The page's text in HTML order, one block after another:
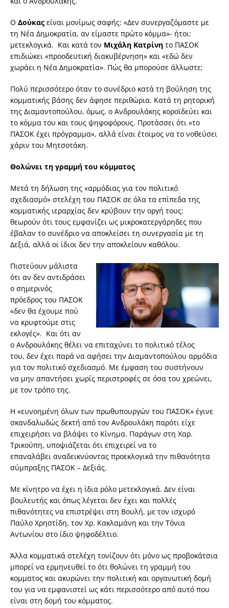
Ο Δούκας είναι μονίμως σαφής: «Δεν συνεργαζόμαστε με
τη Νέα Δημοκρατία, αν είμαστε πρώτο κόμμα»- ήτοι:
μετεκλογικά. Και κατά τον Μιχάλη Κατρίνη το ΠΑΣΟΚ
επιδιώκει «προοδευτική διακυβέρνηση» και «εδώ δεν
χωράει η Νέα Δημοκρατία». Πώς θα μπορούσε άλλωστε;
Πολύ περισσότερο όταν το συνέδριο κατά τη βούληση της
κομματικής βάσης δεν άφησε περιθώρια. Κατά τη ρητορική
της Διαμαντοπούλου, όμως, ο Ανδρουλάκης κοροϊδεύει και
το κόμμα του και τους ψηφοφόρους. Προτάσσει ότι «το
ΠΑΣΟΚ έχει πρόγραμμα», αλλά είναι έτοιμος να το νοθεύσει
χάριν του Μητσοτάκη.
Θολώνει τη γραμμή του κόμματος
Μετά τη δήλωση της «αρμόδιας για τον πολιτικό
σχεδιασμό» στελέχη του ΠΑΣΟΚ σε όλα τα επίπεδα της
κομματικής ιεραρχίας δεν κρύβουν την οργή τους:
θεωρούν ότι τους εμφανίζει ως μικροκατεργάρηδες που
έβαλαν το συνέδριο να αποκλείσει τη συνεργασία με τη
Δεξιά, αλλά οι ίδιοι δεν την αποκλείουν καθόλου.
Πιστεύουν μάλιστα
ότι αν δεν αντιδράσει
ο σημερινός
πρόεδρος του ΠΑΣΟΚ
«δεν θα έχουμε πού
να κρυφτούμε στις
εκλογές». Και ότι αν
ο Ανδρουλάκης θέλει να επιταχύνει το πολιτικό τέλος
του, δεν έχει παρά να αφήσει την Διαμαντοπούλου αρμόδια
για τον πολιτικό σχεδιασμό. Με έμφαση του συστήνουν
να μην απαντήσει χωρίς περιστροφές σε όσα του χρεώνει,
με τον τρόπο της.
Η «ευνοημένη όλων των πρωθυπουργών του ΠΑΣΟΚ» έγινε
σκανδαλωδώς δεκτή από τον Ανδρουλάκη παρότι είχε
επιχειρήσει να βλάψει το Κίνημα. Παράγων στη Χαρ.
Τρικούπη, υποψιάζεται ότι επιχειρεί να το
επαναλάβει αναδεικνύοντας προεκλογικά την πιθανότητα
σύμπραξης ΠΑΣΟΚ – Δεξιάς.
Με κίνητρο να έχει η ίδια ρόλο μετεκλογικά. Δεν είναι
βουλευτής και όπως λέγεται δεν έχει και πολλές
πιθανότητες να επιστρέψει στη Βουλή, με τον ισχυρό
Παύλο Χρηστίδη, τον Χρ. Κακλαμάνη και την Τόνια
Αντωνίου στο ίδιο ψηφοδέλτιο.
Άλλα κομματικά στελέχη τονίζουν ότι μόνο ως προβοκάτσια
μπορεί να ερμηνευθεί το ότι θολώνει τη γραμμή του
κομματος και ακυρώνει την πολιτική και οργανωτική δομή
του για να εμφανιστεί ως κάτι περισσότερο από αυτό που
είναι στη δομή του κόμματος.